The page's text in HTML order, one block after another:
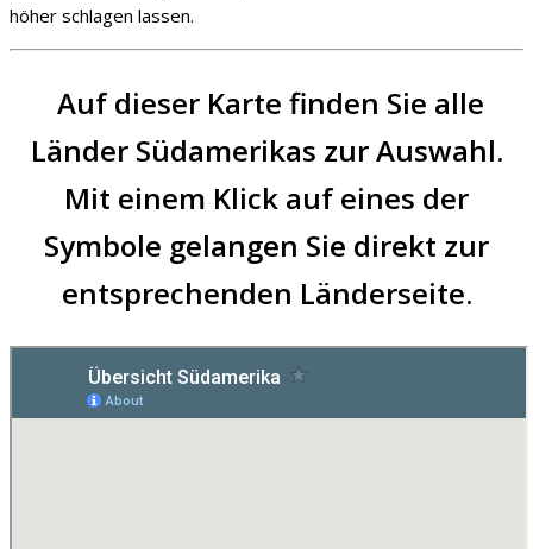
höher schlagen lassen.
Auf dieser Karte finden Sie alle
Länder Südamerikas zur Auswahl.
Mit einem Klick auf eines der
Symbole gelangen Sie direkt zur
entsprechenden Länderseite.